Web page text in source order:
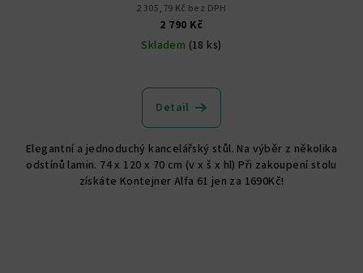
2 305,79 Kč bez DPH
2 790 Kč
Skladem (18 ks)
hodnocení
produktu
z
5
hvězdiček.
Detail
Elegantní a jednoduchý kancelářský stůl. Na výběr z několika
odstínů lamin. 74 x 120 x 70 cm (v x š x hl) Při zakoupení stolu
získáte Kontejner Alfa 61 jen za 1690Kč!